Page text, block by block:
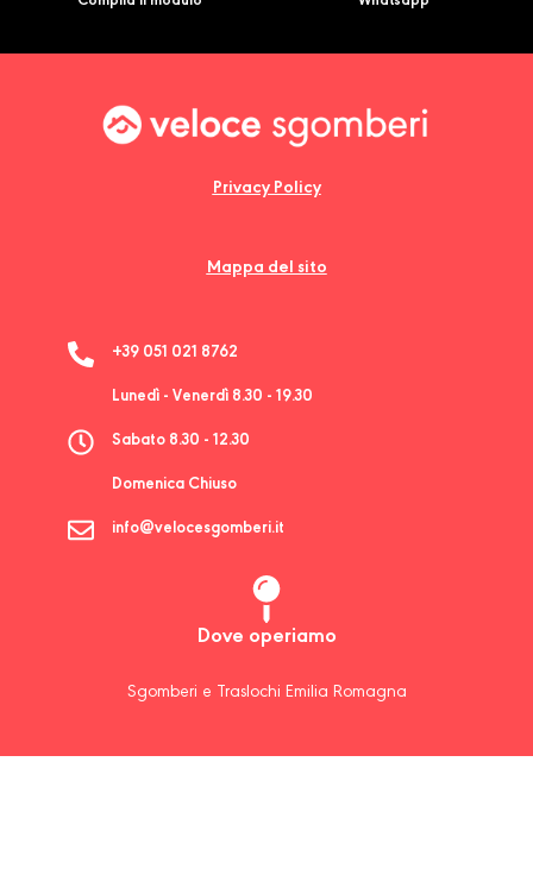
Privacy Policy
Mappa del sito
+39 051 021 8762
Lunedì - Venerdì 8.30 - 19.30
Sabato 8.30 - 12.30
Domenica Chiuso
info@velocesgomberi.it
Dove operiamo
Sgomberi e Traslochi Emilia Romagna